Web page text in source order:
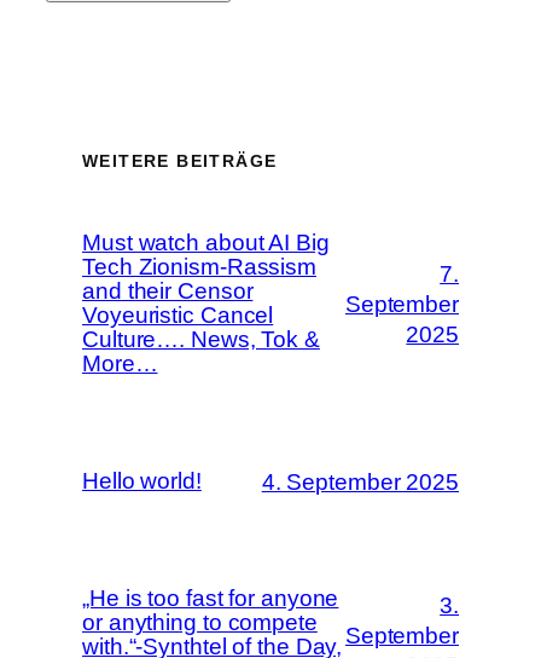
WEITERE BEITRÄGE
Must watch about AI Big
Tech Zionism-Rassism
and their Censor
Voyeuristic Cancel
Culture…. News, Tok &
More…
7.
September
2025
Hello world! 4. September 2025
„He is too fast for anyone
or anything to compete
with.“-Synthtel of the Day,
3.
September